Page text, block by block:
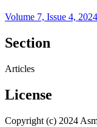
Volume 7, Issue 4, 2024
Section
Articles
License
Copyright (c) 2024